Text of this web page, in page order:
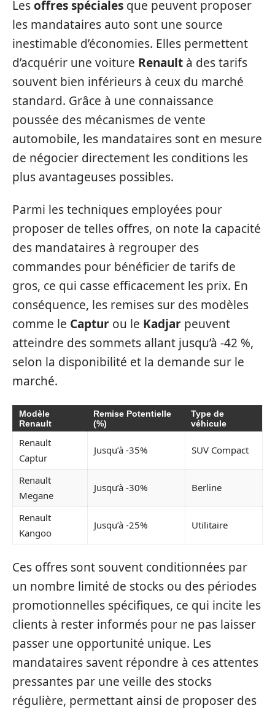
Lesoffres spéciales que peuvent proposer
les mandataires auto sont une source
inestimable d’économies. Elles permettent
d’acquérir une voiture Renault à des tarifs
souvent bien inférieurs à ceux du marché
standard. Grâce à une connaissance
poussée des mécanismes de vente
automobile, les mandataires sont en mesure
de négocier directement les conditions les
plus avantageuses possibles.
Parmi les techniques employées pour
proposer de telles offres, on note la capacité
des mandataires à regrouper des
commandes pour bénéficier de tarifs de
gros, ce qui casse efficacement les prix. En
conséquence, les remises sur des modèles
comme le Captur ou le Kadjar peuvent
atteindre des sommets allant jusqu’à -42 %,
selon la disponibilité et la demande sur le
marché.
Modèle
Renault
Remise Potentielle
(%)
Type de
véhicule
Renault
Captur
Jusqu’à -35% SUV Compact
Renault
Megane
Jusqu’à -30% Berline
Renault
Kangoo
Jusqu’à -25% Utilitaire
Ces offres sont souvent conditionnées par
un nombre limité de stocks ou des périodes
promotionnelles spécifiques, ce qui incite les
clients à rester informés pour ne pas laisser
passer une opportunité unique. Les
mandataires savent répondre à ces attentes
pressantes par une veille des stocks
régulière, permettant ainsi de proposer des